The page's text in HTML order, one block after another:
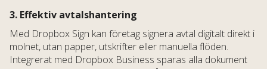
3. Effektiv avtalshantering
Med Dropbox Sign kan företag signera avtal digitalt direkt i
molnet, utan papper, utskrifter eller manuella flöden.
Integrerat med Dropbox Business sparas alla dokument